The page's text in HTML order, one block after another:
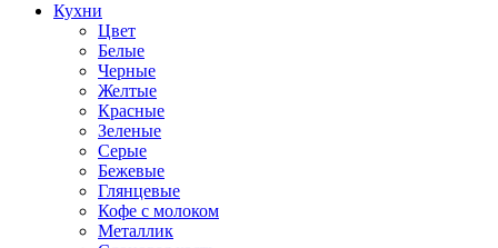
Кухни
Цвет
Белые
Черные
Желтые
Красные
Зеленые
Серые
Бежевые
Глянцевые
Кофе с молоком
Металлик